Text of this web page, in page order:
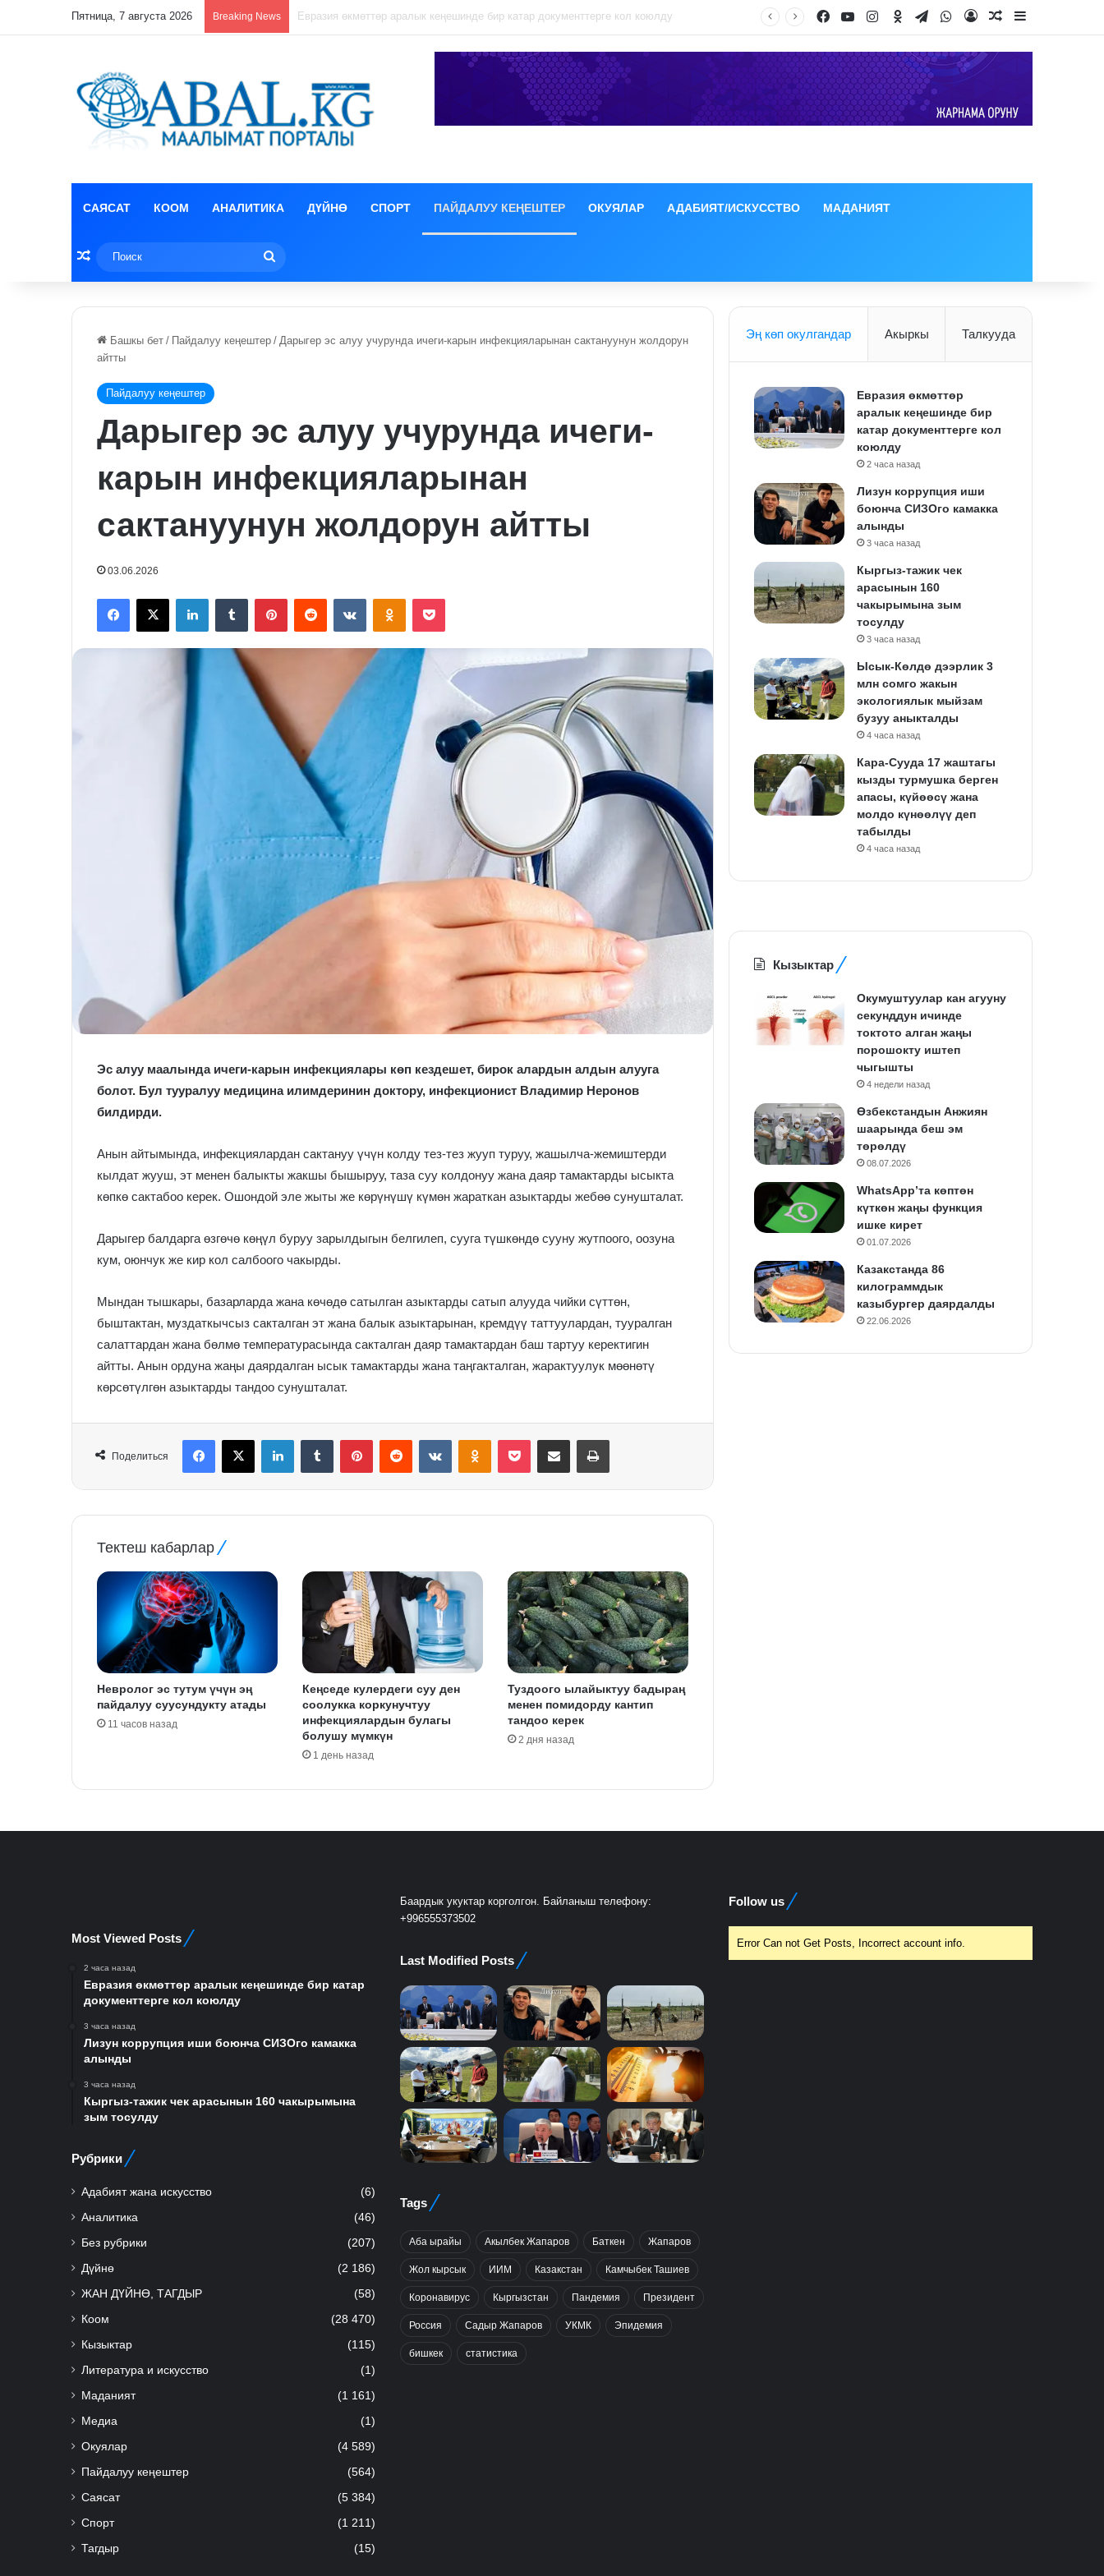
Пятница, 7 августа 2026 Breaking News Лизун коррупция иши боюнча СИЗОго камакка алынды Facebook
YouTubeInstagram
Odnoklassniki
TelegramWhatsApp
Log InRandom Article
Sidebar
САЯСАТ КООМ АНАЛИТИКА ДҮЙНӨ СПОРТ ПАЙДАЛУУ КЕҢЕШТЕР ОКУЯЛАР АДАБИЯТ/ИСКУССТВО МАДАНИЯТ
Random Article
Башкы бет / Пайдалуу кеңештер / Дарыгер эс алуу учурунда ичеги-карын инфекцияларынан сактануунун жолдорун
айтты
Пайдалуу кеңештер
Дарыгер эс алуу учурунда ичеги-
карын инфекцияларынан
сактануунун жолдорун айтты
03.06.2026
FacebookX LinkedInTumblr PinterestReddit VKontakteOdnoklassniki
Pocket
Эс алуу маалында ичеги-карын инфекциялары көп кездешет, бирок алардын алдын алууга
болот. Бул тууралуу медицина илимдеринин доктору, инфекционист Владимир Неронов
билдирди.
Анын айтымында, инфекциялардан сактануу үчүн колду тез-тез жууп туруу, жашылча-жемиштерди
кылдат жууш, эт менен балыкты жакшы бышыруу, таза суу колдонуу жана даяр тамактарды ысыкта
көпкө сактабоо керек. Ошондой эле жыты же көрүнүшү күмөн жараткан азыктарды жебөө сунушталат.
Дарыгер балдарга өзгөчө көңүл буруу зарылдыгын белгилеп, сууга түшкөндө сууну жутпоого, оозуна
кум, оюнчук же кир кол салбоого чакырды.
Мындан тышкары, базарларда жана көчөдө сатылган азыктарды сатып алууда чийки сүттөн,
быштактан, муздаткычсыз сакталган эт жана балык азыктарынан, кремдүү таттуулардан, тууралган
салаттардан жана бөлмө температурасында сакталган даяр тамактардан баш тартуу керектигин
айтты. Анын ордуна жаңы даярдалган ысык тамактарды жана таңгакталган, жарактуулук мөөнөтү
көрсөтүлгөн азыктарды тандоо сунушталат.
Поделиться
FacebookX LinkedInTumblr PinterestReddit VKontakteOdnoklassniki
Pocket Share via Email Print
Тектеш кабарлар
Невролог эс тутум үчүн эң
пайдалуу суусундукту атады
11 часов назад
Кеңседе кулердеги суу ден
соолукка коркунучтуу
инфекциялардын булагы
болушу мүмкүн
1 день назад
Туздоого ылайыктуу бадыраң
менен помидорду кантип
тандоо керек
2 дня назад
Эң көп окулгандар Акыркы Талкууда
Евразия өкмөттөр
аралык кеңешинде бир
катар документтерге кол
коюлду
2 часа назад
Лизун коррупция иши
боюнча СИЗОго камакка
алынды
3 часа назад
Кыргыз-тажик чек
арасынын 160
чакырымына зым
тосулду
3 часа назад
Ысык-Көлдө дээрлик 3
млн сомго жакын
экологиялык мыйзам
бузуу аныкталды
4 часа назад
Кара-Сууда 17 жаштагы
кызды турмушка берген
апасы, күйөөсү жана
молдо күнөөлүү деп
табылды
4 часа назад
Кызыктар
Окумуштуулар кан агууну
секунддун ичинде
токтото алган жаңы
порошокту иштеп
чыгышты
4 недели назад
Өзбекстандын Анжиян
шаарында беш эм
төрөлдү
08.07.2026
WhatsApp’та көптөн
күткөн жаңы функция
ишке кирет
01.07.2026
Казакстанда 86
килограммдык
казыбургер даярдалды
22.06.2026
Most Viewed Posts
2 часа назад
Евразия өкмөттөр аралык кеңешинде бир катар
документтерге кол коюлду
3 часа назад
Лизун коррупция иши боюнча СИЗОго камакка
алынды
3 часа назад
Кыргыз-тажик чек арасынын 160 чакырымына
зым тосулду
Рубрики
Адабият жана искусство (6)
Аналитика (46)
Без рубрики (207)
Дүйнө (2 186)
ЖАН ДҮЙНӨ, ТАГДЫР (58)
Коом (28 470)
Кызыктар (115)
Литература и искусство (1)
Маданият (1 161)
Медиа (1)
Окуялар (4 589)
Пайдалуу кеңештер (564)
Саясат (5 384)
Спорт (1 211)
Тагдыр (15)
Баардык укуктар корголгон. Байланыш телефону:
+996555373502
Last Modified Posts
Tags
Аба ырайы Акылбек Жапаров Баткен Жапаров
Жол кырсык ИИМ Казакстан Камчыбек Ташиев
Коронавирус Кыргызстан Пандемия Президент
Россия Садыр Жапаров УКМК Эпидемия
бишкек статистика
Follow us
Error Can not Get Posts, Incorrect account info.